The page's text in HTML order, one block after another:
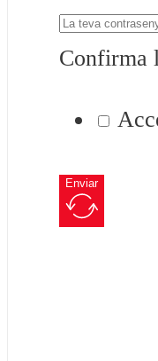
Confirma
Enviar